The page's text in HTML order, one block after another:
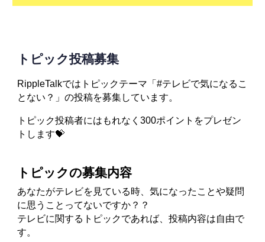
トピック投稿募集
RippleTalkではトピックテーマ 「#テレビで気になるこ
とない？」の投稿を募集しています。
トピック投稿者にはもれなく300ポイントをプレゼン
トします💝
トピックの募集内容
あなたがテレビを見ている時、気になったことや疑問
に思うことってないですか？？
テレビに関するトピックであれば、投稿内容は自由で
す。